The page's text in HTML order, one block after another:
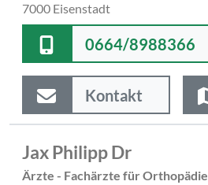
7000 Eisenstadt
0664/8988366
Kontakt
Jax Philipp Dr
Ärzte - Fachärzte für Orthopädie